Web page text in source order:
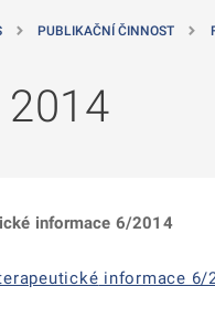
PUBLIKAČNÍ ČINNOST
2014
informace 6/2014
informace 6/